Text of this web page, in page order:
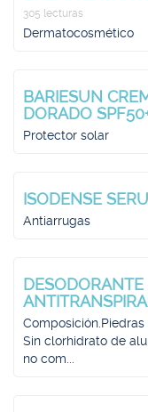
305 lecturas
Dermatocosmético
BARIESUN
DORADO
Protector solar
ISODENSE
Antiarrugas
DESODORANTE
Sin clorhidrato de
no com...